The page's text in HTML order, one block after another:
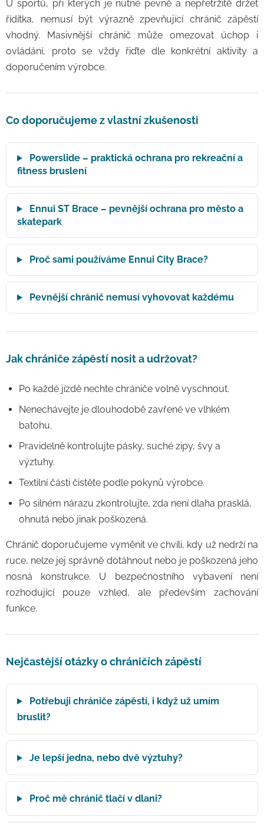
U sportů, při kterých je nutné pevně a nepřetržitě držet
řídítka, nemusí být výrazně zpevňující chránič zápěstí
vhodný. Masivnější chránič může omezovat úchop i
ovládání, proto se vždy řiďte dle konkrétní aktivity a
doporučením výrobce.
Co doporučujeme z vlastní zkušenosti
Powerslide – praktická ochrana pro rekreační a
fitness bruslení
Ennui ST Brace – pevnější ochrana pro město a
skatepark
Proč sami používáme Ennui City Brace?
Pevnější chránič nemusí vyhovovat každému
Jak chrániče zápěstí nosit a udržovat?
Po každé jízdě nechte chrániče volně vyschnout.
Nenechávejte je dlouhodobě zavřené ve vlhkém
batohu.
Pravidelně kontrolujte pásky, suché zipy, švy a
výztuhy.
Textilní části čistěte podle pokynů výrobce.
Po silném nárazu zkontrolujte, zda není dlaha prasklá,
ohnutá nebo jinak poškozená.
Chránič doporučujeme vyměnit ve chvíli, kdy už nedrží na
ruce, nelze jej správně dotáhnout nebo je poškozená jeho
nosná konstrukce. U bezpečnostního vybavení není
rozhodující pouze vzhled, ale především zachování
funkce.
Nejčastější otázky o chráničích zápěstí
Potřebuji chrániče zápěstí, i když už umím
bruslit?
Je lepší jedna, nebo dvě výztuhy?
Proč mě chránič tlačí v dlani?